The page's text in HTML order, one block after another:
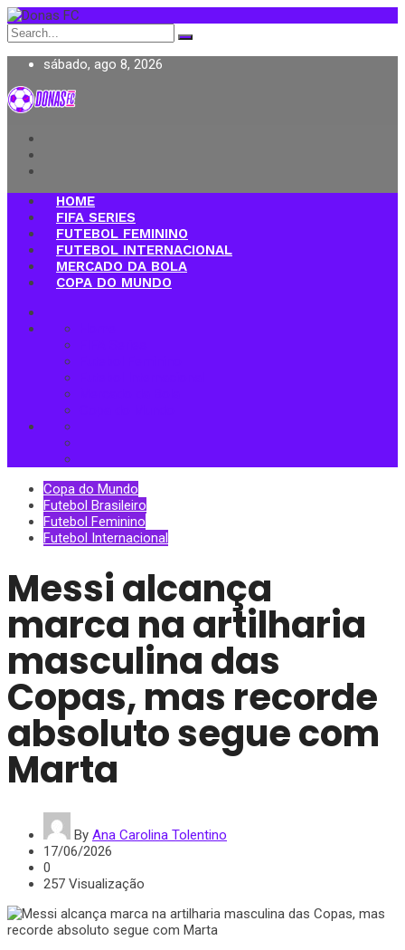
Search
for:
sábado, ago 8, 2026
Donas FC
HOME
FIFA SERIES
FUTEBOL FEMININO
FUTEBOL INTERNACIONAL
MERCADO DA BOLA
COPA DO MUNDO
Copa do Mundo
Futebol Brasileiro
Futebol Feminino
Futebol Internacional
Messi alcança
marca na artilharia
masculina das
Copas, mas recorde
absoluto segue com
Marta
By Ana Carolina Tolentino
17/06/2026
0
257 Visualização